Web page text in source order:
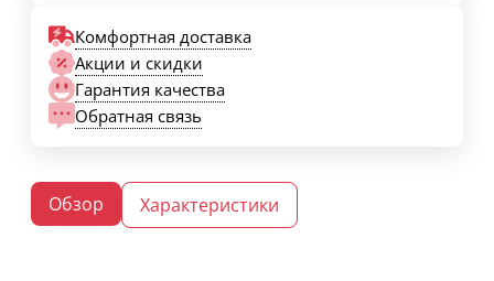
Комфортная доставка
Акции и скидки
Гарантия качества
Обратная связь
Обзор Характеристики